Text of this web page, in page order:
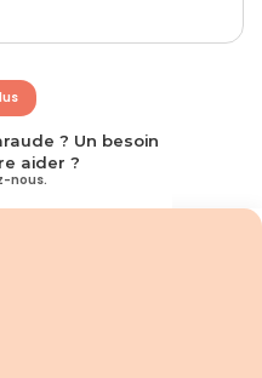
? Un besoin
aider ?
nous.